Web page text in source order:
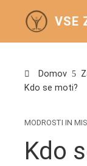
VSE
Domov
Kdo se moti?
MODROSTI IN
Kdo